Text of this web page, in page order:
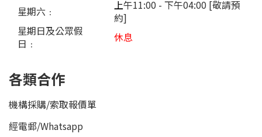
星期六﹕
上午11:00 - 下午04:00 [敬請預
約]
星期日及公眾假
日﹕
休息
各類合作
機構採購/索取報價單
經電郵/Whatsapp